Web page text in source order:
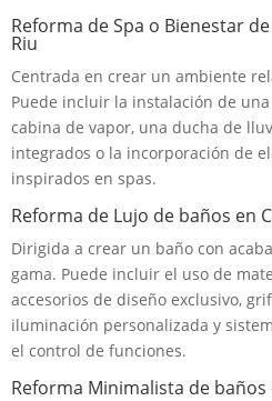
Reforma de Spa o Bienestar
Riu
Centrada en crear un ambiente
Puede incluir la instalación de
cabina de vapor, una ducha de
integrados o la incorporación de
inspirados en spas.
Reforma de Lujo de baños en
Dirigida a crear un baño con
gama. Puede incluir el uso de
accesorios de diseño exclusivo,
iluminación personalizada y
el control de funciones.
Reforma Minimalista de baños